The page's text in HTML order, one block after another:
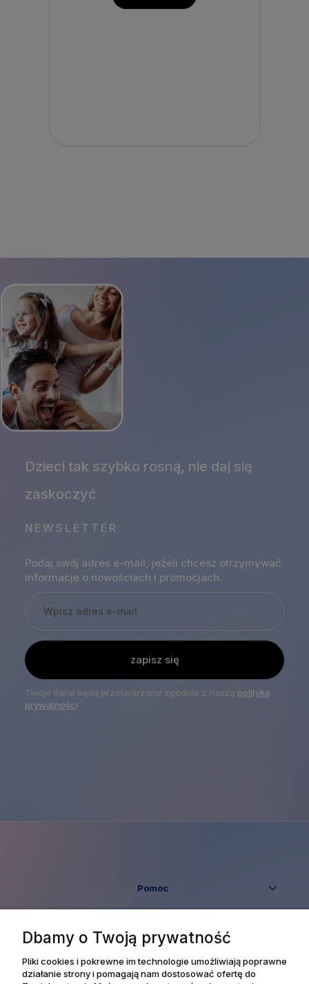
NEWSLETTER
Podaj swój adres e-mail, jeżeli chcesz otrzymywać
informacje o nowościach i promocjach.
zapisz się
Twoje dane będą przetwarzane zgodnie z naszą polityką
prywatności
Pomoc
Dbamy o Twoją prywatność
Pliki cookies i pokrewne im technologie umożliwiają poprawne
działanie strony i pomagają nam dostosować ofertę do